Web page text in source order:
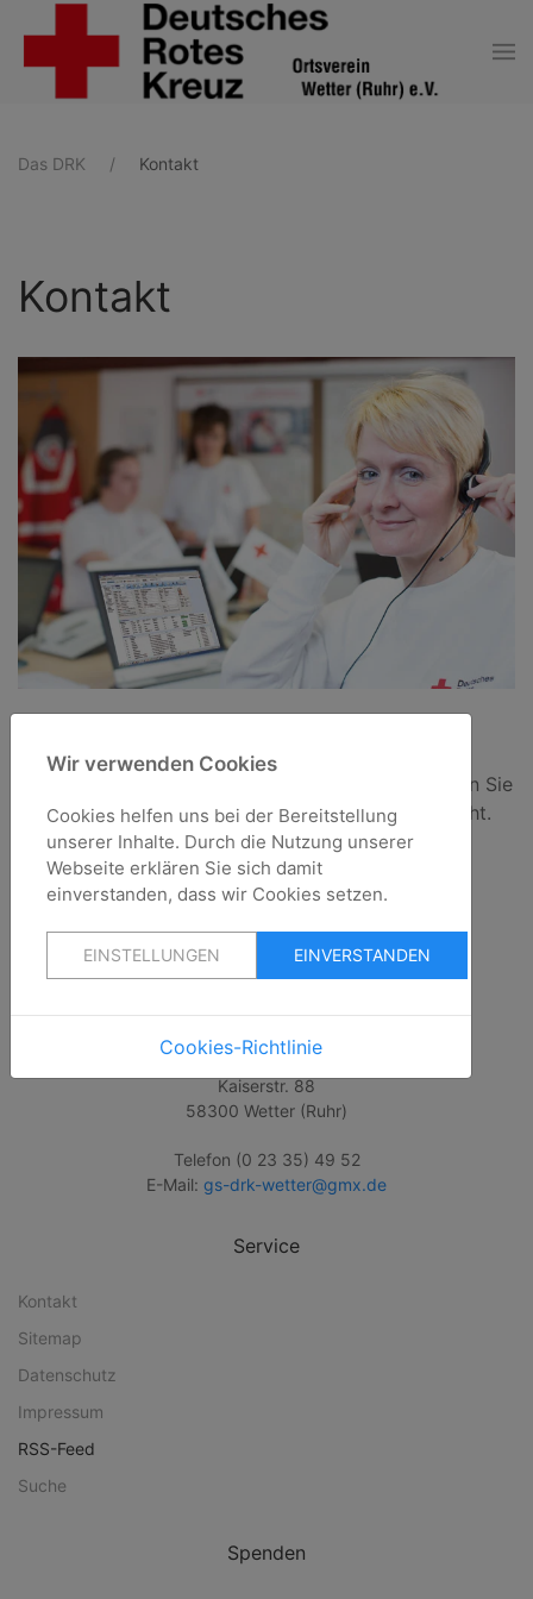
Zum Hauptinhalt springen
Das DRK Kontakt
Kontakt
Haben Sie Fragen oder Anregungen für uns? Treten Sie
mit uns in Kontakt. Wir freuen uns auf Ihre Nachricht.
Weiterlesen
DRK-Ortsverein Wetter (Ruhr) e.V.
Kaiserstr. 88
58300 Wetter (Ruhr)
Telefon (0 23 35) 49 52
E-Mail: gs-drk-wetter@gmx.de
Service
Kontakt
Sitemap
Datenschutz
Impressum
RSS-Feed
Suche
Spenden
Wir verwenden Cookies
Cookies helfen uns bei der Bereitstellung
unserer Inhalte. Durch die Nutzung unserer
Webseite erklären Sie sich damit
einverstanden, dass wir Cookies setzen.
EINSTELLUNGEN EINVERSTANDEN
Cookies-Richtlinie